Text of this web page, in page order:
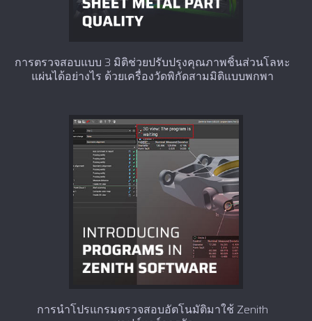
การตรวจสอบแบบ 3 มิติช่วยปรับปรุงคุณภาพชิ้นส่วนโลหะ
แผ่นได้อย่างไร ด้วยเครื่องวัดพิกัดสามมิติแบบพกพา
การนำโปรแกรมตรวจสอบอัตโนมัติมาใช้ Zenith